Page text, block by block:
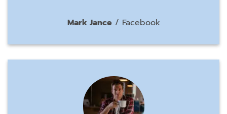
Mark Jance / Facebook